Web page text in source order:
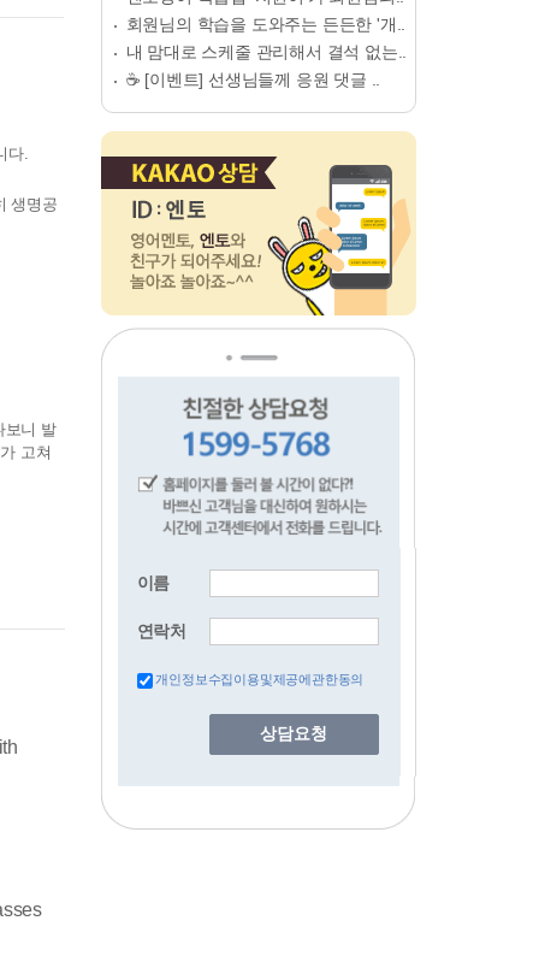
다.
생명공
보니 발
고쳐
회원님의 학습을 도와주는 든든한 '개..
내 맘대로 스케줄 관리해서 결석 없는..
☕ [이벤트] 선생님들께 응원 댓글 ..
이름
연락처
개인정보수집이용및제공에관한동의
상담요청